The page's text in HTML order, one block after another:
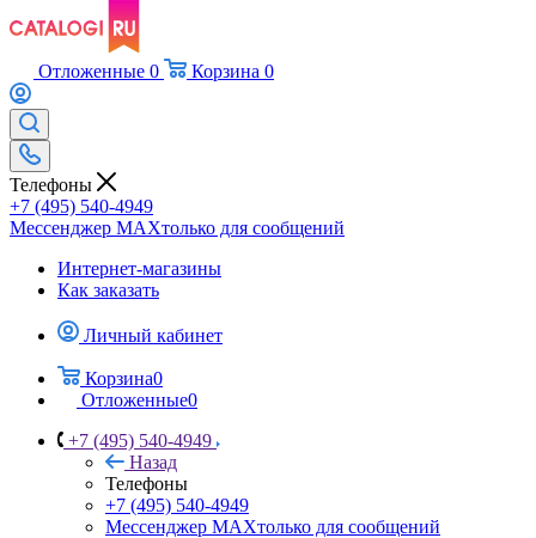
Отложенные 0 Корзина 0
Телефоны
+7 (495) 540-4949
Мессенджер МАХтолько для сообщений
Интернет-магазины
Как заказать
Личный кабинет
Корзина0
Отложенные0
+7 (495) 540-4949
Назад
Телефоны
+7 (495) 540-4949
Мессенджер МАХтолько для сообщений